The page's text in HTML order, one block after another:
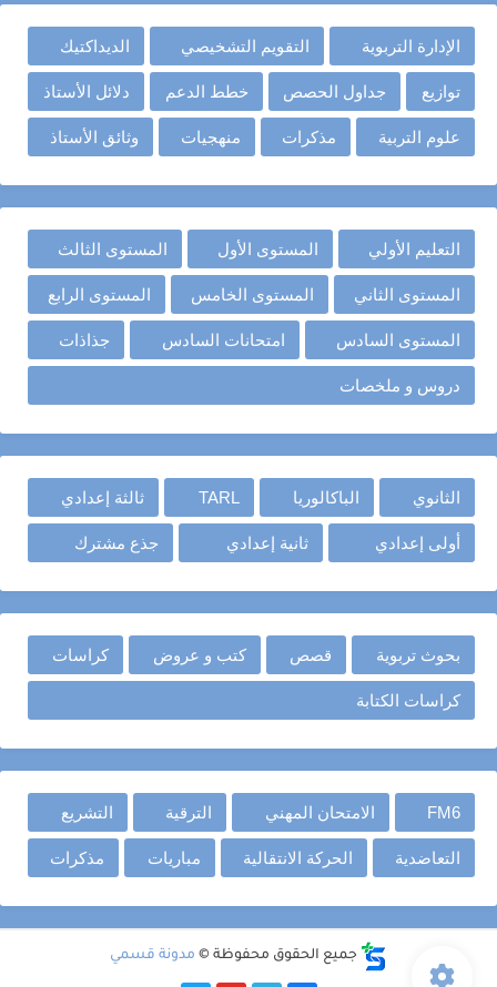
الإدارة التربوية التقويم التشخيصي الديداكتيك
توازيع جداول الحصص خطط الدعم دلائل الأستاذ
علوم التربية مذكرات منهجيات وثائق الأستاذ
التعليم الأولي المستوى الأول المستوى الثالث
المستوى الثاني المستوى الخامس المستوى الرابع
المستوى السادس امتحانات السادس جذاذات
دروس و ملخصات
الثانوي الباكالوريا TARL ثالثة إعدادي
أولى إعدادي ثانية إعدادي جذع مشترك
بحوث تربوية قصص كتب و عروض كراسات
كراسات الكتابة
FM6 الامتحان المهني الترقية التشريع
التعاضدية الحركة الانتقالية مباريات مذكرات
جميع الحقوق محفوظة © مدونة قسمي